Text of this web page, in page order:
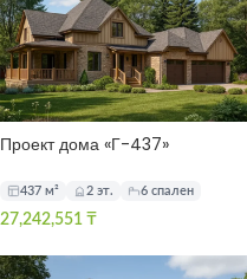
Проект дома «Г-437»
437 м² 2 эт. 6 спален
27,242,551 ₸